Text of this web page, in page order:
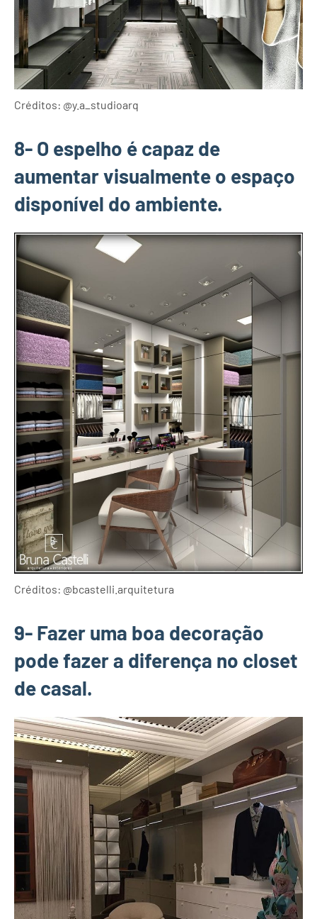
Créditos: @y.a_studioarq
8- O espelho é capaz de
aumentar visualmente o espaço
disponível do ambiente.
Créditos: @bcastelli.arquitetura
9- Fazer uma boa decoração
pode fazer a diferença no closet
de casal.